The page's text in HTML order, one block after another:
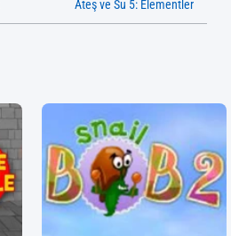
Ateş ve Su 5: Elementler